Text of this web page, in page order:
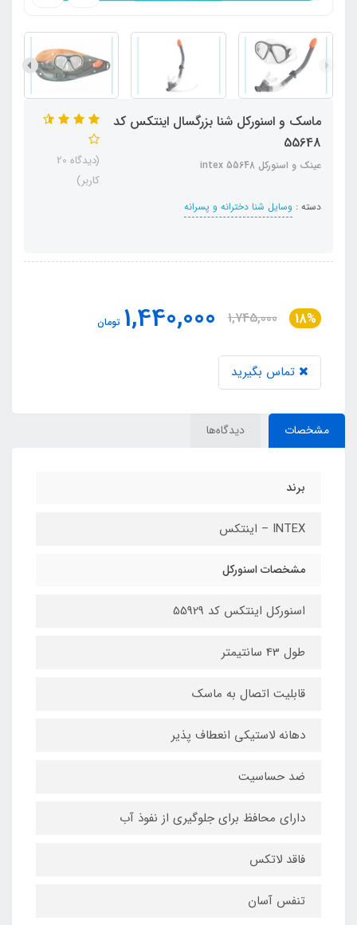
ماسک و اسنورکل شنا بزرگسال اینتکس کد
55648
عینک و اسنورکل intex 55648
دسته : وسایل شنا دخترانه و پسرانه
(دیدگاه 20
کاربر)
18%
1,745,000
1,440,000 تومان
تماس بگیرید
مشخصات دیدگاه‌ها
برند
INTEX – اینتکس
مشخصات اسنورکل
اسنورکل اینتکس کد 55929
طول 43 سانتیمتر
قابلیت اتصال به ماسک
دهانه لاستیکی انعطاف پذیر
ضد حساسیت
دارای محافظ برای جلوگیری از نفوذ آب
فاقد لاتکس
تنفس آسان